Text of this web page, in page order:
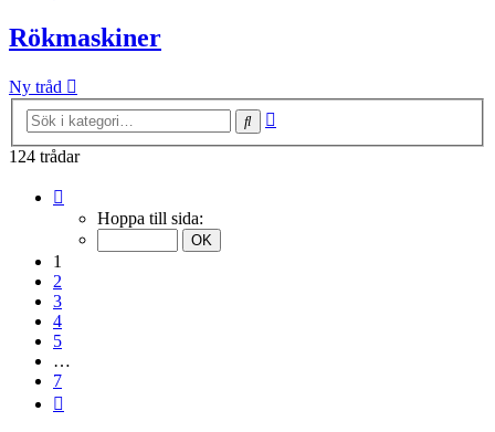
Rökmaskiner
Ny tråd
Sök
124 trådar
Hoppa till sida:
1
2
3
4
5
…
7